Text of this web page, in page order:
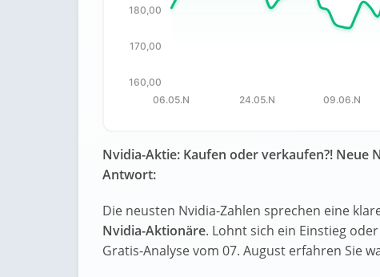
06.05.N 24.05.N 09.06.N
160,00
170,00
180,00
Nvidia-Aktie: Kaufen oder verkaufen?! Neue
Antwort:
Die neusten Nvidia-Zahlen sprechen eine
Nvidia-Aktionäre. Lohnt sich ein Einstieg
Gratis-Analyse vom 07. August erfahren Sie